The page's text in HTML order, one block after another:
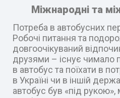
Міжнародні та
Потреба в автобусних
Робочі питання та
довгоочікуваний
друзями – існує чимало
в автобус та поїхати в
в Україні чи в іншій
автобус був «під